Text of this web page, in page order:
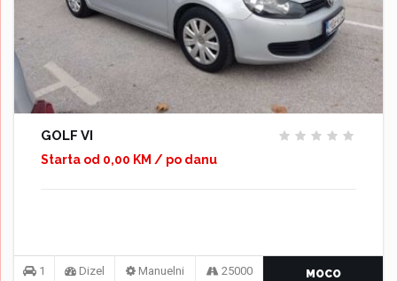
GOLF VI
Starta od 0,00 KM / po danu
1 Dizel Manuelni 25000 MOCO